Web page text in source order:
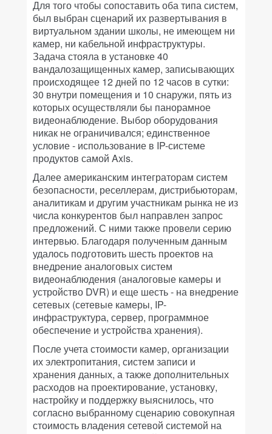
Для того чтобы сопоставить оба типа систем,
был выбран сценарий их развертывания в
виртуальном здании школы, не имеющем ни
камер, ни кабельной инфраструктуры.
Задача стояла в установке 40
вандалозащищенных камер, записывающих
происходящее 12 дней по 12 часов в сутки:
30 внутри помещения и 10 снаружи, пять из
которых осуществляли бы панорамное
видеонаблюдение. Выбор оборудования
никак не ограничивался; единственное
условие - использование в IP-системе
продуктов самой Axis.
Далее американским интеграторам систем
безопасности, реселлерам, дистрибьюторам,
аналитикам и другим участникам рынка не из
числа конкурентов был направлен запрос
предложений. С ними также провели серию
интервью. Благодаря полученным данным
удалось подготовить шесть проектов на
внедрение аналоговых систем
видеонаблюдения (аналоговые камеры и
устройство DVR) и еще шесть - на внедрение
сетевых (сетевые камеры, IP-
инфраструктура, сервер, программное
обеспечение и устройства хранения).
После учета стоимости камер, организации
их электропитания, систем записи и
хранения данных, а также дополнительных
расходов на проектирование, установку,
настройку и поддержку выяснилось, что
согласно выбранному сценарию совокупная
стоимость владения сетевой системой на